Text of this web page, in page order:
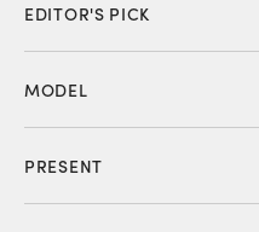
EDITOR'S PICK
MODEL
PRESENT